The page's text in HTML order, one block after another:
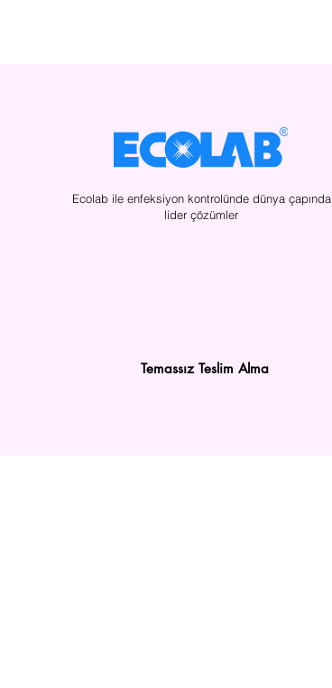
Ecolab ile enfeksiyon kontrolünde dünya çapında
lider çözümler
Temassız Teslim Alma